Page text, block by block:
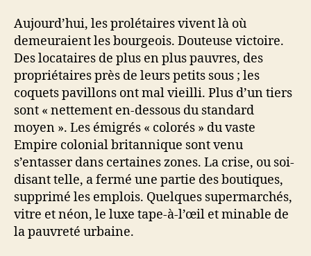
Aujourd’hui, les prolétaires vivent là où
demeuraient les bourgeois. Douteuse victoire.
Des locataires de plus en plus pauvres, des
propriétaires près de leurs petits sous ; les
coquets pavillons ont mal vieilli. Plus d’un tiers
sont « nettement en-dessous du standard
moyen ». Les émigrés « colorés » du vaste
Empire colonial britannique sont venu
s’entasser dans certaines zones. La crise, ou soi-
disant telle, a fermé une partie des boutiques,
supprimé les emplois. Quelques supermarchés,
vitre et néon, le luxe tape-à-l’œil et minable de
la pauvreté urbaine.